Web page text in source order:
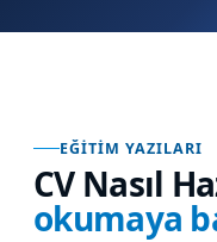
EĞITIM YAZILARI
CV Nasıl
okumaya